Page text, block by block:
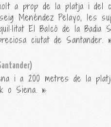
a prop de la platja i del
Menéndez Pelayo, les
El Balcó de la
ciutat de Santander.
i a 200 metres de la
o Siena.